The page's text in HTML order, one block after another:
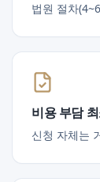
법원 절차
비용 부담
신청 자체는